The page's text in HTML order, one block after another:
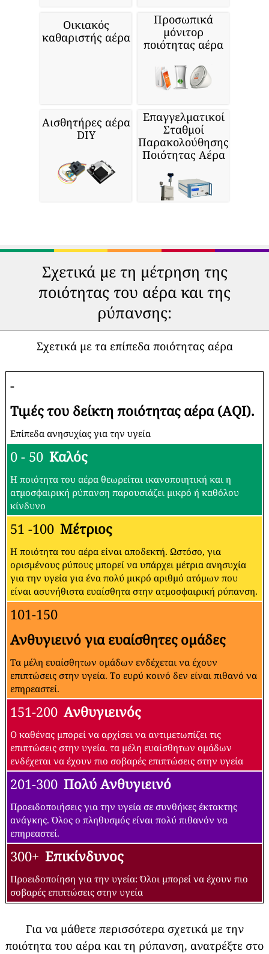
Οικιακός
καθαριστής αέρα
Προσωπικά
μόνιτορ
ποιότητας αέρα
Αισθητήρες αέρα
DIY
Επαγγελματικοί
Σταθμοί
Παρακολούθησης
Ποιότητας Αέρα
Σχετικά με τη μέτρηση της
ποιότητας του αέρα και της
ρύπανσης:
Σχετικά με τα επίπεδα ποιότητας αέρα
-
Τιμές του δείκτη ποιότητας αέρα (AQI).
Επίπεδα ανησυχίας για την υγεία
0 - 50 Καλός
Η ποιότητα του αέρα θεωρείται ικανοποιητική και η
ατμοσφαιρική ρύπανση παρουσιάζει μικρό ή καθόλου
κίνδυνο
51 -100 Μέτριος
Η ποιότητα του αέρα είναι αποδεκτή. Ωστόσο, για
ορισμένους ρύπους μπορεί να υπάρχει μέτρια ανησυχία
για την υγεία για ένα πολύ μικρό αριθμό ατόμων που
είναι ασυνήθιστα ευαίσθητα στην ατμοσφαιρική ρύπανση.
101-150
Ανθυγιεινό για ευαίσθητες ομάδες
Τα μέλη ευαίσθητων ομάδων ενδέχεται να έχουν
επιπτώσεις στην υγεία. Το ευρύ κοινό δεν είναι πιθανό να
επηρεαστεί.
151-200 Ανθυγιεινός
Ο καθένας μπορεί να αρχίσει να αντιμετωπίζει τις
επιπτώσεις στην υγεία. τα μέλη ευαίσθητων ομάδων
ενδέχεται να έχουν πιο σοβαρές επιπτώσεις στην υγεία
201-300 Πολύ Ανθυγιεινό
Προειδοποιήσεις για την υγεία σε συνθήκες έκτακτης
ανάγκης. Όλος ο πληθυσμός είναι πολύ πιθανόν να
επηρεαστεί.
300+ Επικίνδυνος
Προειδοποίηση για την υγεία: Όλοι μπορεί να έχουν πιο
σοβαρές επιπτώσεις στην υγεία
Για να μάθετε περισσότερα σχετικά με την
ποιότητα του αέρα και τη ρύπανση, ανατρέξτε στο